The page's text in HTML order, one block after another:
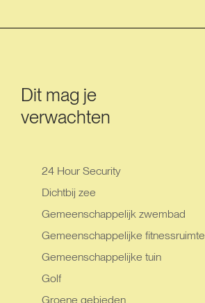
Dit mag je
verwachten
24 Hour Security
Dichtbij zee
Gemeenschappelijk zwembad
Gemeenschappelijke fitnessruimte
Gemeenschappelijke tuin
Golf
Groene gebieden